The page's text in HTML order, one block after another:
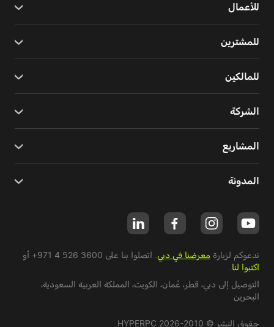
للأعمال
للمشترين
للمالكين
الشركة
المشاريع
المدونة
ندعوكم لزيارة معرضنا في دبي . اتصلوا بنا على +971 4 526 3600 أو
اكتبوا لنا
التوصيل إلى دبي، قطر، عُمان، الكويت، المملكة العربية السعودية،
البحرين
حقوق النشر © 2010-2026 HYPERPC.